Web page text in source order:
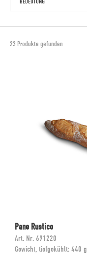
23 Produkte gefunden
Pane Rustico
Art. Nr. 691220
Gewicht, tiefgekühlt: 440 g